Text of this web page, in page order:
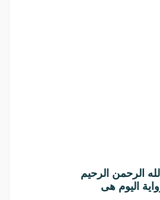
الرحمن الرحيم
اليوم هى